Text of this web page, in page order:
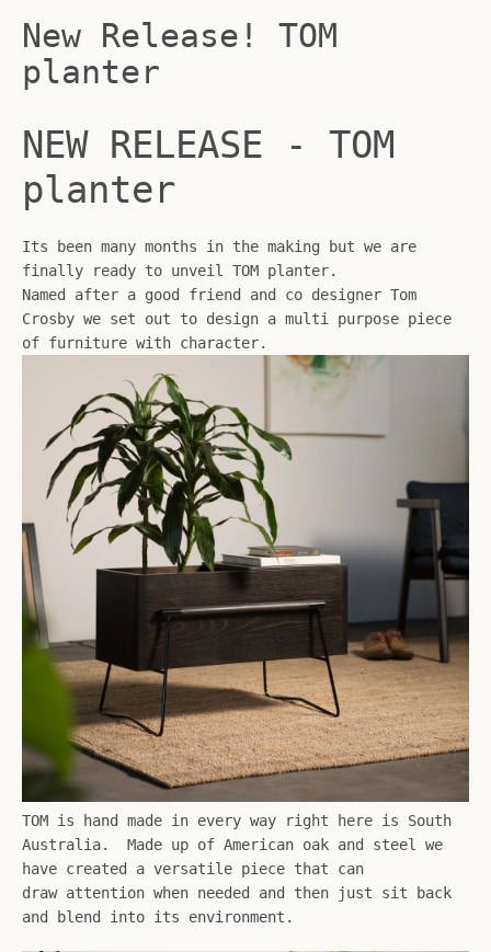
SEARCH
AGAIN
New Release! TOM
planter
NEW RELEASE - TOM
planter
Its been many months in the making but we are
finally ready to unveil TOM planter.
Named after a good friend and co designer Tom
Crosby we set out to design a multi purpose piece
of furniture with character.
TOM is hand made in every way right here is South
Australia. Made up of American oak and steel we
have created a versatile piece that can
draw attention when needed and then just sit back
and blend into its environment.